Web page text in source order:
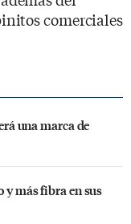
comerciales
una marca de
y más fibra en sus